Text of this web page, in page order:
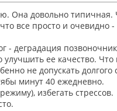
Она довольно типичная.
что все просто и
- деградация
ее качество. Что
не допускать
минут 40 ежедневно.
избегать стрессов.